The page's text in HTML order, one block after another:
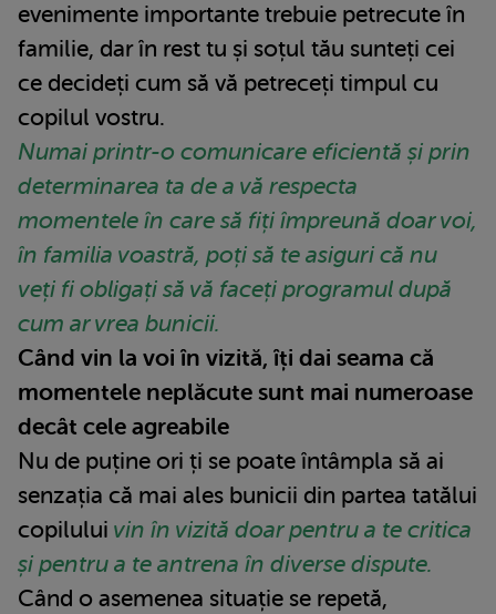
evenimente importante trebuie petrecute în
familie, dar în rest tu și soțul tău sunteți cei
ce decideți cum să vă petreceți timpul cu
copilul vostru.
Numai printr-o comunicare eficientă și prin
determinarea ta de a vă respecta
momentele în care să fiți împreună doar voi,
în familia voastră, poți să te asiguri că nu
veți fi obligați să vă faceți programul după
cum ar vrea bunicii.
Când vin la voi în vizită, îți dai seama că
momentele neplăcute sunt mai numeroase
decât cele agreabile
Nu de puține ori ți se poate întâmpla să ai
senzația că mai ales bunicii din partea tatălui
copilului vin în vizită doar pentru a te critica
și pentru a te antrena în diverse dispute.
Când o asemenea situație se repetă,